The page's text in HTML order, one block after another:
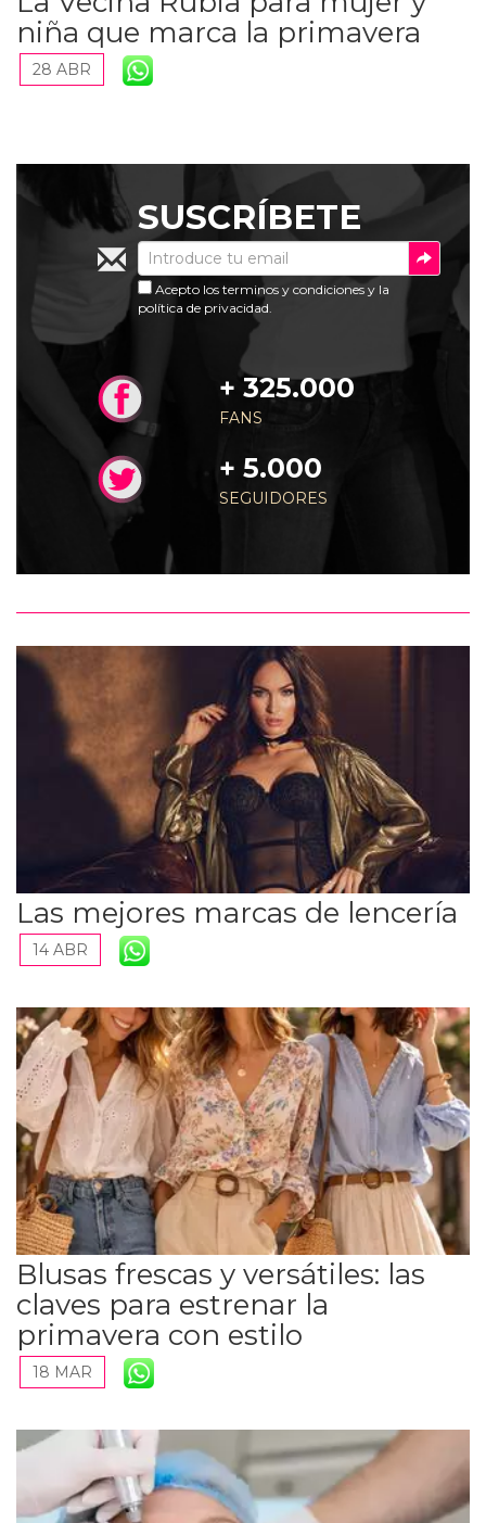
niña que marca la primavera
28 ABR
SUSCRÍBETE
Acepto los terminos y condiciones y la
política de privacidad.
+ 325.000
FANS
+ 5.000
SEGUIDORES
Las mejores marcas de lencería
14 ABR
Blusas frescas y versátiles: las
claves para estrenar la
primavera con estilo
18 MAR